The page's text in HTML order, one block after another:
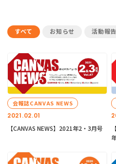
すべて お知らせ 活動報告
2021.02.01
会報誌CANVAS NEWS
【CANVAS NEWS】2021年2・3月号